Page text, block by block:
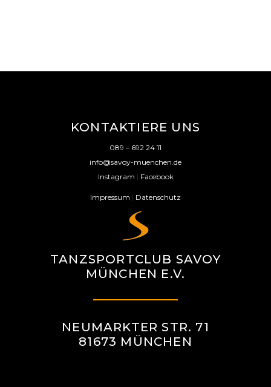
KONTAKTIERE UNS
089 – 692 24 11
info@savoy-muenchen.de
Instagram | Facebook
Impressum | Datenschutz
TANZSPORTCLUB SAVOY
MÜNCHEN E.V.
NEUMARKTER STR. 71
81673 MÜNCHEN